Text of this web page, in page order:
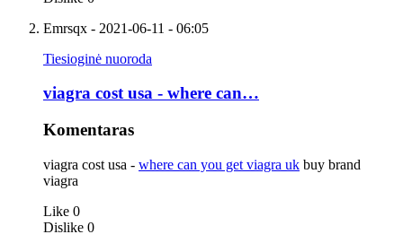
Emrsqx - 2021-06-11 - 06:05
Tiesioginė nuoroda
viagra cost usa - where can…
Komentaras
viagra cost usa - where can you get viagra uk buy brand
viagra
Like 0
Dislike 0